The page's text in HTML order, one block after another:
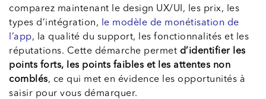
comparez maintenant le design UX/UI, les prix, les
types d’intégration, le modèle de monétisation de
l’app, la qualité du support, les fonctionnalités et les
réputations. Cette démarche permet d’identifier les
points forts, les points faibles et les attentes non
comblés, ce qui met en évidence les opportunités à
saisir pour vous démarquer.